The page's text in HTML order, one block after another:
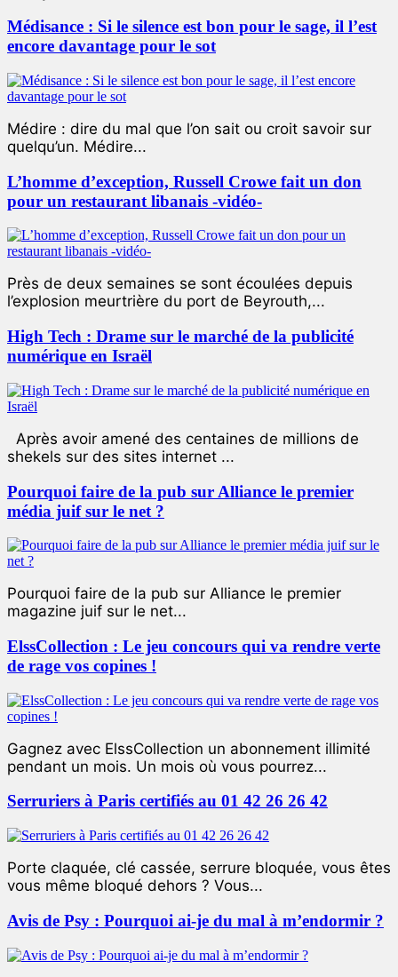
Médisance : Si le silence est bon pour le sage, il l’est
encore davantage pour le sot
Médire : dire du mal que l’on sait ou croit savoir sur
quelqu’un. Médire...
L’homme d’exception, Russell Crowe fait un don
pour un restaurant libanais -vidéo-
Près de deux semaines se sont écoulées depuis
l’explosion meurtrière du port de Beyrouth,...
High Tech : Drame sur le marché de la publicité
numérique en Israël
Après avoir amené des centaines de millions de
shekels sur des sites internet ...
Pourquoi faire de la pub sur Alliance le premier
média juif sur le net ?
Pourquoi faire de la pub sur Alliance le premier
magazine juif sur le net...
ElssCollection : Le jeu concours qui va rendre verte
de rage vos copines !
Gagnez avec ElssCollection un abonnement illimité
pendant un mois. Un mois où vous pourrez...
Serruriers à Paris certifiés au 01 42 26 26 42
Porte claquée, clé cassée, serrure bloquée, vous êtes
vous même bloqué dehors ? Vous...
Avis de Psy : Pourquoi ai-je du mal à m’endormir ?